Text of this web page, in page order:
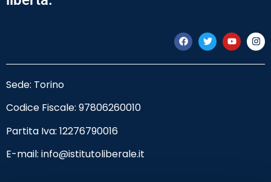
Sede: Torino
Codice Fiscale: 97806260010
Partita Iva: 12276790016
E-mail: info@istitutoliberale.it